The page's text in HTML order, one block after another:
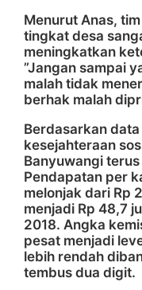
Menurut Anas,
tingkat desa
meningkatkan
”Jangan sampai
malah tidak
berhak malah
Berdasarkan
kesejahteraan
Banyuwangi
Pendapatan per
melonjak dari Rp
menjadi Rp 48,7
2018. Angka
pesat menjadi
lebih rendah
tembus dua digit.